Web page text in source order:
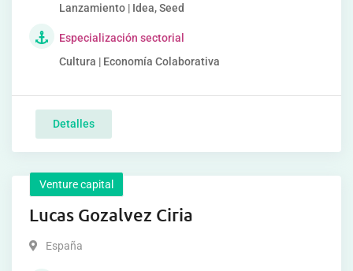
Lanzamiento | Idea, Seed
Especialización sectorial
Cultura | Economía Colaborativa
Detalles
Venture capital
Lucas Gozalvez Ciria
España